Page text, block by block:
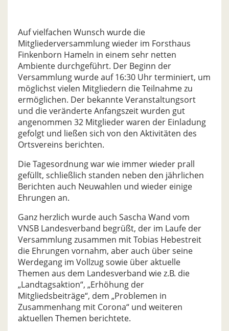
Auf vielfachen Wunsch wurde die
Mitgliederversammlung wieder im Forsthaus
Finkenborn Hameln in einem sehr netten
Ambiente durchgeführt. Der Beginn der
Versammlung wurde auf 16:30 Uhr terminiert, um
möglichst vielen Mitgliedern die Teilnahme zu
ermöglichen. Der bekannte Veranstaltungsort
und die veränderte Anfangszeit wurden gut
angenommen 32 Mitglieder waren der Einladung
gefolgt und ließen sich von den Aktivitäten des
Ortsvereins berichten.
Die Tagesordnung war wie immer wieder prall
gefüllt, schließlich standen neben den jährlichen
Berichten auch Neuwahlen und wieder einige
Ehrungen an.
Ganz herzlich wurde auch Sascha Wand vom
VNSB Landesverband begrüßt, der im Laufe der
Versammlung zusammen mit Tobias Hebestreit
die Ehrungen vornahm, aber auch über seine
Werdegang im Vollzug sowie über aktuelle
Themen aus dem Landesverband wie z.B. die
„Landtagsaktion“, „Erhöhung der
Mitgliedsbeiträge“, dem „Problemen in
Zusammenhang mit Corona“ und weiteren
aktuellen Themen berichtete.